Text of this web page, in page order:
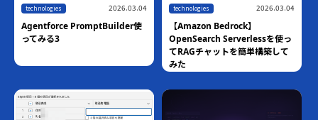
technologies 2026.03.04
Agentforce PromptBuilder使
ってみる3
technologies 2026.03.04
【Amazon Bedrock】
OpenSearch Serverlessを使っ
てRAGチャットを簡単構築して
みた